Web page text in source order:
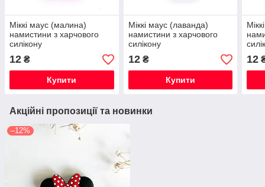
Міккі маус (малина)
намистини з харчового
силікону
12 ₴
Купити
Міккі маус (лаванда)
намистини з харчового
силікону
12₴
Купити
12
Акційні пропозиції та новинки
–12%